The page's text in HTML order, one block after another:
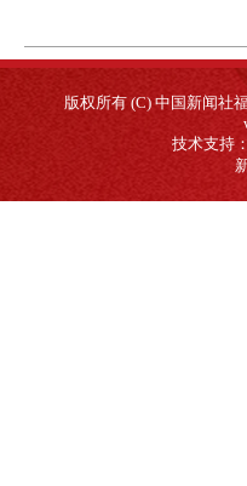
版权所有 (C) 中国新闻社
技术支持